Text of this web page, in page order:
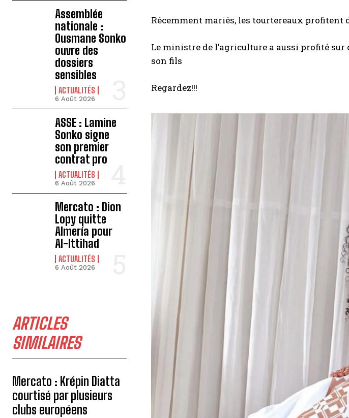
Assemblée
nationale :
Ousmane Sonko
ouvre des
dossiers
sensibles
ACTUALITÉS
6 Août 2026
ASSE : Lamine
Sonko signe
son premier
contrat pro
ACTUALITÉS
6 Août 2026
Mercato : Dion
Lopy quitte
Almería pour
Al-Ittihad
ACTUALITÉS
6 Août 2026
ARTICLES
SIMILAIRES
Mercato : Krépin Diatta
courtisé par plusieurs
clubs européens
Récemment mariés, les tourtereaux
Le ministre de l’agriculture a aussi profité sur
son fils
Regardez!!!